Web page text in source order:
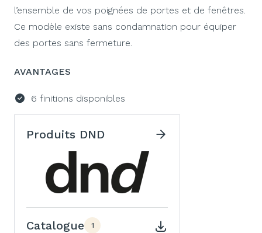
l’ensemble de vos poignées de portes et de fenêtres.
Ce modèle existe sans condamnation pour équiper
des portes sans fermeture.
AVANTAGES
6 finitions disponibles
Produits DND
Catalogue 1